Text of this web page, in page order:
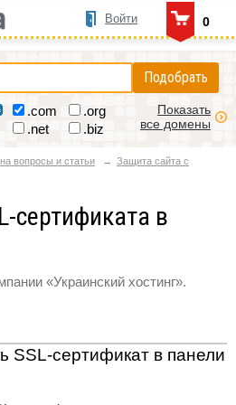
0
Войти
Подобрать
.com
.org
.net .biz
Показать
все домены
вопросы и статьи
Защита сайта с
сертификата в
«Украинский хостинг».
SSL-сертификат в панели